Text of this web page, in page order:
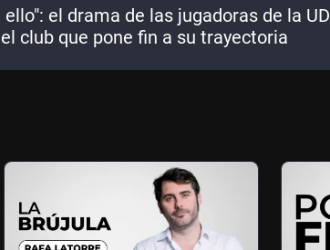
el drama de las jugadoras de la UD
club que pone fin a su trayectoria